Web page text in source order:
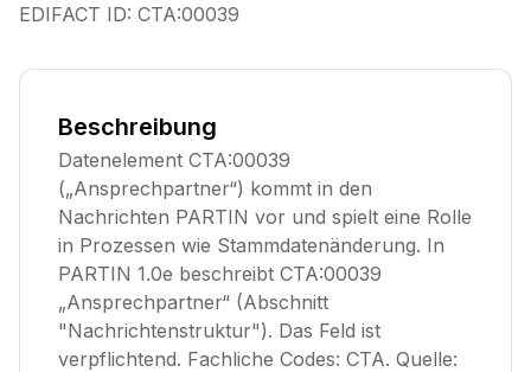
EDIFACT ID: CTA:00039
Beschreibung
Datenelement CTA:00039
(„Ansprechpartner“) kommt in den
Nachrichten PARTIN vor und spielt eine Rolle
in Prozessen wie Stammdatenänderung. In
PARTIN 1.0e beschreibt CTA:00039
„Ansprechpartner“ (Abschnitt
"Nachrichtenstruktur"). Das Feld ist
verpflichtend. Fachliche Codes: CTA. Quelle: